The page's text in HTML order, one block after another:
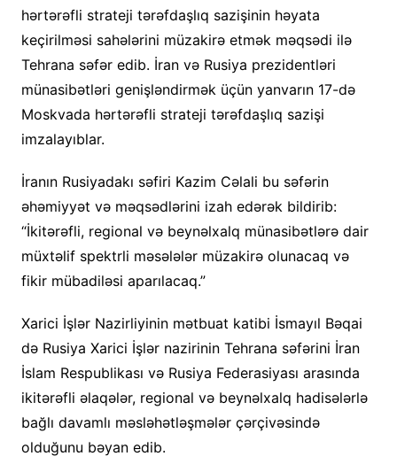
hərtərəfli strateji tərəfdaşlıq sazişinin həyata
keçirilməsi sahələrini müzakirə etmək məqsədi ilə
Tehrana səfər edib. İran və Rusiya prezidentləri
münasibətləri genişləndirmək üçün yanvarın 17-də
Moskvada hərtərəfli strateji tərəfdaşlıq sazişi
imzalayıblar.
İranın Rusiyadakı səfiri Kazim Cəlali bu səfərin
əhəmiyyət və məqsədlərini izah edərək bildirib:
“İkitərəfli, regional və beynəlxalq münasibətlərə dair
müxtəlif spektrli məsələlər müzakirə olunacaq və
fikir mübadiləsi aparılacaq.”
Xarici İşlər Nazirliyinin mətbuat katibi İsmayıl Bəqai
də Rusiya Xarici İşlər nazirinin Tehrana səfərini İran
İslam Respublikası və Rusiya Federasiyası arasında
ikitərəfli əlaqələr, regional və beynəlxalq hadisələrlə
bağlı davamlı məsləhətləşmələr çərçivəsində
olduğunu bəyan edib.